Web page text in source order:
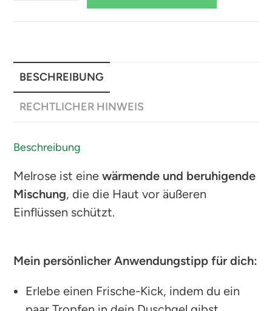
BESCHREIBUNG
RECHTLICHER HINWEIS
Beschreibung
Melrose ist einewärmende und beruhigende
Mischung, die die Haut vor äußeren
Einflüssen schützt.
Mein persönlicher Anwendungstipp für dich:
Erlebe einen Frische-Kick, indem du ein